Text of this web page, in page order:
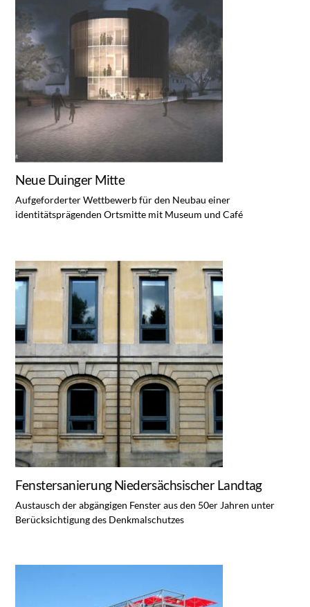
Neue Duinger Mitte
Aufgeforderter Wettbewerb für den Neubau einer
identitätsprägenden Ortsmitte mit Museum und Café
Fenstersanierung Niedersächsischer Landtag
Austausch der abgängigen Fenster aus den 50er Jahren unter
Berücksichtigung des Denkmalschutzes